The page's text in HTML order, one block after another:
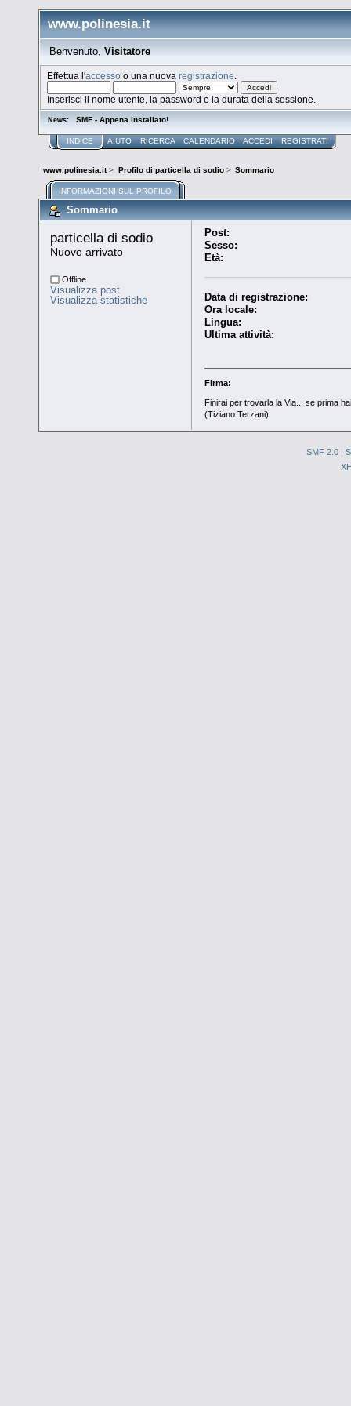
www.polinesia.it
Benvenuto, Visitatore
Effettua l'accesso o una nuovaregistrazione
Inserisci il nome utente, la password e la durata della sessione.
News: SMF - Appena installato!
INDICE AIUTO RICERCA CALENDARIO ACCEDI REGISTRATI
www.polinesia.it> Profilo di particella di sodio> Sommario
INFORMAZIONI SUL PROFILO
Sommario
particella di sodio
Nuovo arrivato
Offline
Visualizza post
Visualizza statistiche
Post:
Sesso:
Età:
Data di registrazione:
Ora locale:
Lingua:
Ultima attività:
Firma:
Finirai per trovarla la Via... se prima
(Tiziano Terzani)
SMF 2.0 |